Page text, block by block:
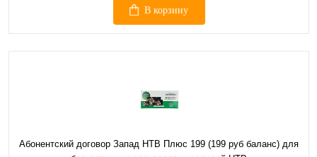
В корзину
Абонентский договор Запад НТВ Плюс 199 (199 руб баланс) для